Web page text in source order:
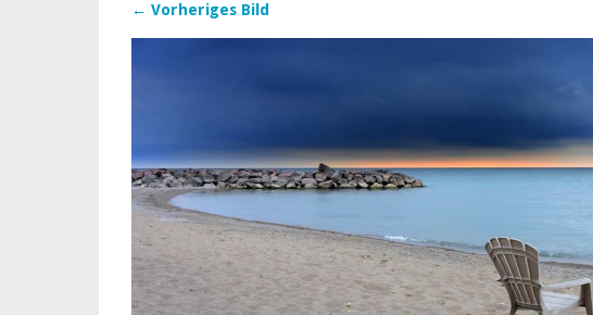
← Vorheriges Bild